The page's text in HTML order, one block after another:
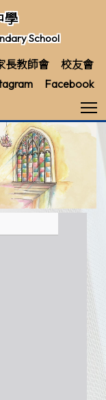
學
School
長教師會
校友會
Facebook